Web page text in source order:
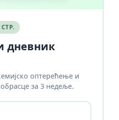
дневник
оптерећење и
за 3 недеље.